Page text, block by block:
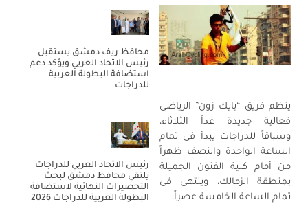
ينظم فريق “بايك زون” الرياضى
فعالية جديدة غداً الثلاثاء،
وسباقاً للدراجات يبدأ فى تمام
الساعة الواحدة والنصف ظهراً
من أمام كلية الفنون الجميلة
بمنطقة الزمالك، وينتهى فى
تمام الساعة الخامسة عصراً.
محافظ ريف دمشق يستقبل
رئيس الاتحاد العربي ويؤكد دعم
استضافة البطولة العربية
للدراجات
رئيس الاتحاد العربي للدراجات
يلتقي محافظ دمشق لبحث
التحضيرات النهائية لاستضافة
البطولة العربية للدراجات 2026